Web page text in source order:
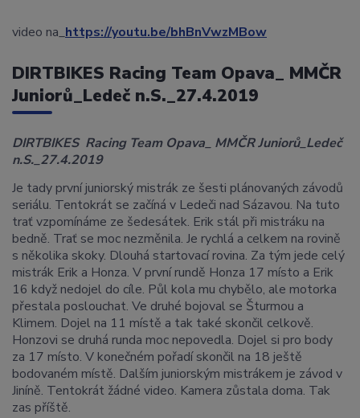
video na_https://youtu.be/bhBnVwzMBow
DIRTBIKES Racing Team Opava_ MMČR
Juniorů_Ledeč n.S._27.4.2019
DIRTBIKES Racing Team Opava_ MMČR Juniorů_Ledeč
n.S._27.4.2019
Je tady první juniorský mistrák ze šesti plánovaných závodů
seriálu. Tentokrát se začíná v Ledeči nad Sázavou. Na tuto
trať vzpomínáme ze šedesátek. Erik stál při mistráku na
bedně. Trať se moc nezměnila. Je rychlá a celkem na rovině
s několika skoky. Dlouhá startovací rovina. Za tým jede celý
mistrák Erik a Honza. V první rundě Honza 17 místo a Erik
16 když nedojel do cíle. Půl kola mu chybělo, ale motorka
přestala poslouchat. Ve druhé bojoval se Šturmou a
Klimem. Dojel na 11 místě a tak také skončil celkově.
Honzovi se druhá runda moc nepovedla. Dojel si pro body
za 17 místo. V konečném pořadí skončil na 18 ještě
bodovaném místě. Dalším juniorským mistrákem je závod v
Jiníně. Tentokrát žádné video. Kamera zůstala doma. Tak
zas příště.